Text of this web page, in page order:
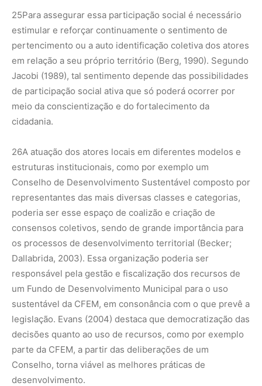
25Para assegurar essa participação social é necessário
estimular e reforçar continuamente o sentimento de
pertencimento ou a auto identificação coletiva dos atores
em relação a seu próprio território (Berg, 1990). Segundo
Jacobi (1989), tal sentimento depende das possibilidades
de participação social ativa que só poderá ocorrer por
meio da conscientização e do fortalecimento da
cidadania.
26A atuação dos atores locais em diferentes modelos e
estruturas institucionais, como por exemplo um
Conselho de Desenvolvimento Sustentável composto por
representantes das mais diversas classes e categorias,
poderia ser esse espaço de coalizão e criação de
consensos coletivos, sendo de grande importância para
os processos de desenvolvimento territorial (Becker;
Dallabrida, 2003). Essa organização poderia ser
responsável pela gestão e fiscalização dos recursos de
um Fundo de Desenvolvimento Municipal para o uso
sustentável da CFEM, em consonância com o que prevê a
legislação. Evans (2004) destaca que democratização das
decisões quanto ao uso de recursos, como por exemplo
parte da CFEM, a partir das deliberações de um
Conselho, torna viável as melhores práticas de
desenvolvimento.